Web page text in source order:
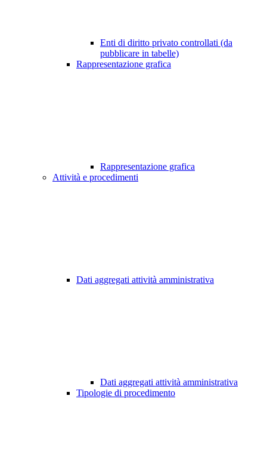
Enti di diritto privato controllati (da
pubblicare in tabelle)
Rappresentazione grafica
Rappresentazione grafica
Attività e procedimenti
Dati aggregati attività amministrativa
Dati aggregati attività amministrativa
Tipologie di procedimento